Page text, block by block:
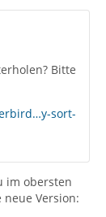
Bitte
sort-
im obersten
Version: